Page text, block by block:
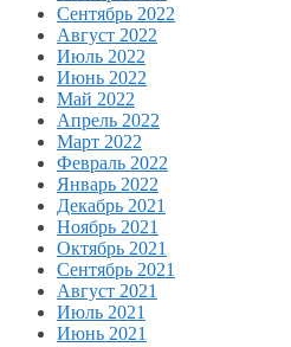
Сентябрь 2022
Август 2022
Июль 2022
Июнь 2022
Май 2022
Апрель 2022
Март 2022
Февраль 2022
Январь 2022
Декабрь 2021
Ноябрь 2021
Октябрь 2021
Сентябрь 2021
Август 2021
Июль 2021
Июнь 2021